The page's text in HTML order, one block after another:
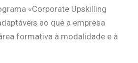
«Corporate Upskilling
ao que a empresa
formativa à modalidade e à